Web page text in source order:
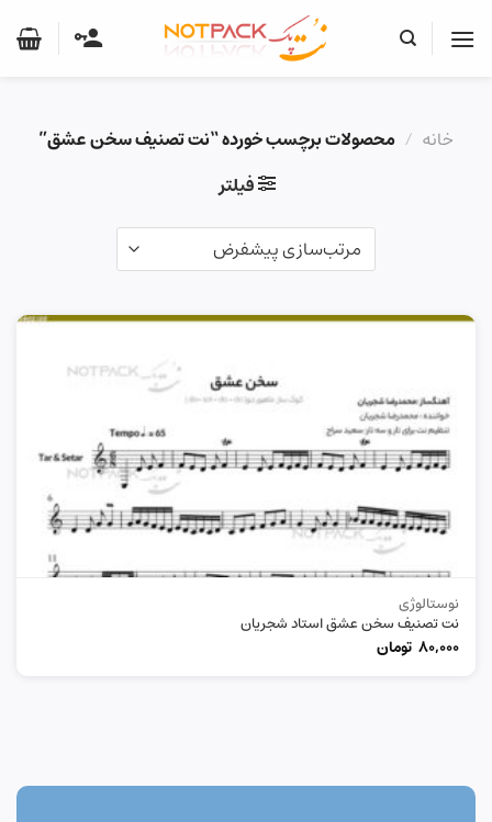
خانه / محصولات برچسب خورده “نت تصنیف سخن عشق”
فیلتر
نوستالوژی
نت تصنیف سخن عشق استاد شجریان
80,000 تومان